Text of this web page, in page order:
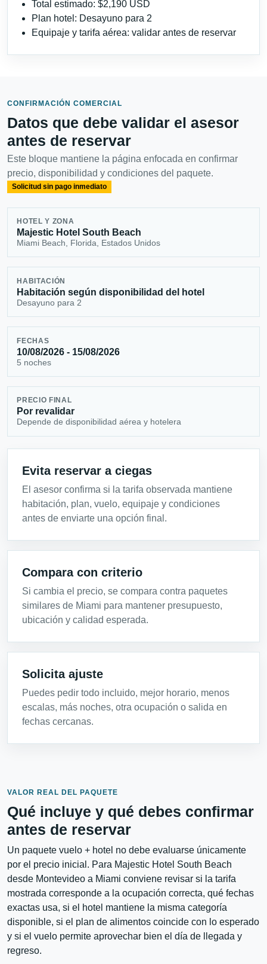
Total estimado: $2,190 USD
Plan hotel: Desayuno para 2
Equipaje y tarifa aérea: validar antes de reservar
CONFIRMACIÓN COMERCIAL
Datos que debe validar el asesor
antes de reservar
Este bloque mantiene la página enfocada en confirmar
precio, disponibilidad y condiciones del paquete.
Solicitud sin pago inmediato
HOTEL Y ZONA
Majestic Hotel South Beach
Miami Beach, Florida, Estados Unidos
HABITACIÓN
Habitación según disponibilidad del hotel
Desayuno para 2
FECHAS
10/08/2026 - 15/08/2026
5 noches
PRECIO FINAL
Por revalidar
Depende de disponibilidad aérea y hotelera
Evita reservar a ciegas
El asesor confirma si la tarifa observada mantiene
habitación, plan, vuelo, equipaje y condiciones
antes de enviarte una opción final.
Compara con criterio
Si cambia el precio, se compara contra paquetes
similares de Miami para mantener presupuesto,
ubicación y calidad esperada.
Solicita ajuste
Puedes pedir todo incluido, mejor horario, menos
escalas, más noches, otra ocupación o salida en
fechas cercanas.
VALOR REAL DEL PAQUETE
Qué incluye y qué debes confirmar
antes de reservar
Un paquete vuelo + hotel no debe evaluarse únicamente
por el precio inicial. Para Majestic Hotel South Beach
desde Montevideo a Miami conviene revisar si la tarifa
mostrada corresponde a la ocupación correcta, qué fechas
exactas usa, si el hotel mantiene la misma categoría
disponible, si el plan de alimentos coincide con lo esperado
y si el vuelo permite aprovechar bien el día de llegada y
regreso.